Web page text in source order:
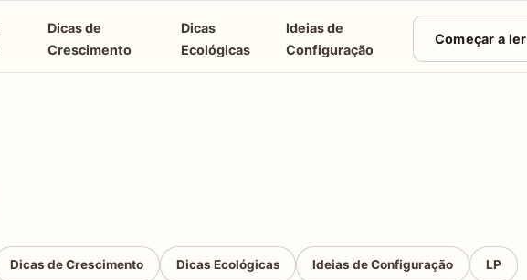
Dicas de
Crescimento
Dicas
Ecológicas
Ideias de
Configuração
Começar a ler
Dicas de Crescimento Dicas Ecológicas Ideias de Configuração LP